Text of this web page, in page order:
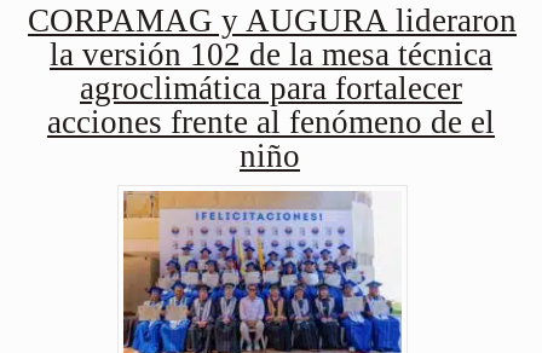
CORPAMAG y AUGURA lideraron
la versión 102 de la mesa técnica
agroclimática para fortalecer
acciones frente al fenómeno de el
niño